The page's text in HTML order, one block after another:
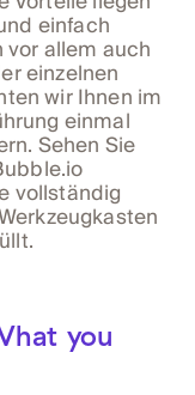
einfach
allem auch
einzelnen
wir Ihnen im
einmal
Sehen Sie
vollständig
you